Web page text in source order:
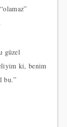
güzel
ki, benim
bu.”